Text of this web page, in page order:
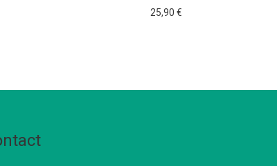
25,90 €